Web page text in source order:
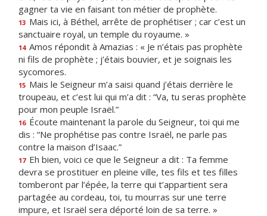
gagner ta vie en faisant ton métier de prophète.
13 Mais ici, à Béthel, arrête de prophétiser ; car c’est un
sanctuaire royal, un temple du royaume. »
14 Amos répondit à Amazias : « Je n’étais pas prophète
ni fils de prophète ; j’étais bouvier, et je soignais les
sycomores.
15 Mais le Seigneur m’a saisi quand j’étais derrière le
troupeau, et c’est lui qui m’a dit : “Va, tu seras prophète
pour mon peuple Israël.”
16 Écoute maintenant la parole du Seigneur, toi qui me
dis : “Ne prophétise pas contre Israël, ne parle pas
contre la maison d’Isaac.”
17 Eh bien, voici ce que le Seigneur a dit : Ta femme
devra se prostituer en pleine ville, tes fils et tes filles
tomberont par l’épée, la terre qui t’appartient sera
partagée au cordeau, toi, tu mourras sur une terre
impure, et Israël sera déporté loin de sa terre. »